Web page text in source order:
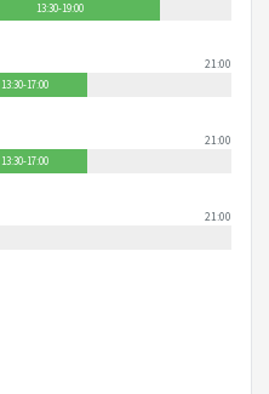
13:30-19:00
21:00
13:30-17:00
21:00
13:30-17:00
21:00